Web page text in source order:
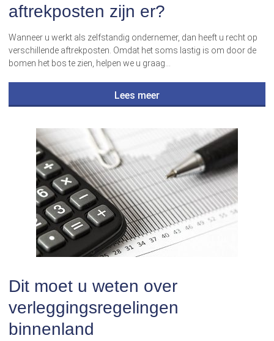
aftrekposten zijn er?
Wanneer u werkt als zelfstandig ondernemer, dan heeft u recht op
verschillende aftrekposten. Omdat het soms lastig is om door de
bomen het bos te zien, helpen we u graag…
Lees meer
Dit moet u weten over
verleggingsregelingen
binnenland